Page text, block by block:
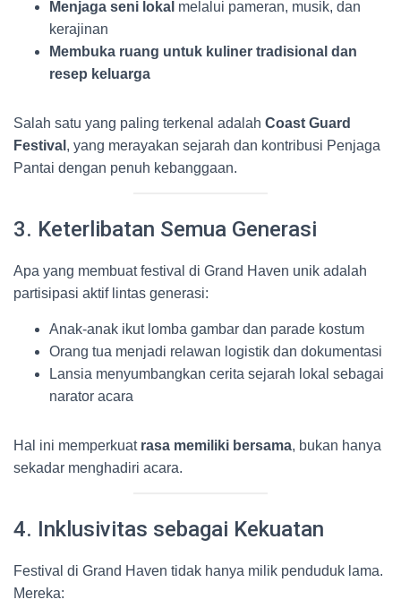
Menjaga seni lokal melalui pameran, musik, dan
kerajinan
Membuka ruang untuk kuliner tradisional dan
resep keluarga
Salah satu yang paling terkenal adalah Coast Guard
Festival , yang merayakan sejarah dan kontribusi Penjaga
Pantai dengan penuh kebanggaan.
3. Keterlibatan Semua Generasi
Apa yang membuat festival di Grand Haven unik adalah
partisipasi aktif lintas generasi:
Anak-anak ikut lomba gambar dan parade kostum
Orang tua menjadi relawan logistik dan dokumentasi
Lansia menyumbangkan cerita sejarah lokal sebagai
narator acara
Hal ini memperkuat rasa memiliki bersama, bukan hanya
sekadar menghadiri acara.
4. Inklusivitas sebagai Kekuatan
Festival di Grand Haven tidak hanya milik penduduk lama.
Mereka: